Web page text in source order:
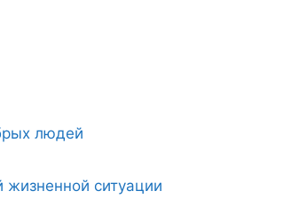
людей
ситуации